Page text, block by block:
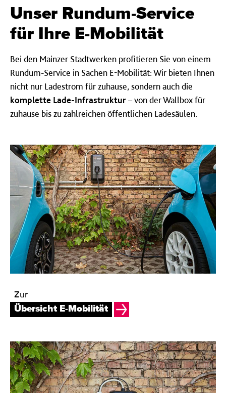
Unser Rundum-Service
für Ihre E-Mobilität
Bei den Mainzer Stadtwerken profitieren Sie von einem
Rundum-Service in Sachen E-Mobilität: Wir bieten Ihnen
nicht nur Ladestrom für zuhause, sondern auch die
komplette Lade-Infrastruktur– von der Wallbox für
zuhause bis zu zahlreichen öffentlichen Ladesäulen.
Zur
Übersicht E-Mobilität